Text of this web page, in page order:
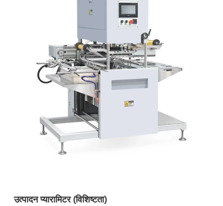
उत्पादन प्यारामिटर (विशिष्टता)